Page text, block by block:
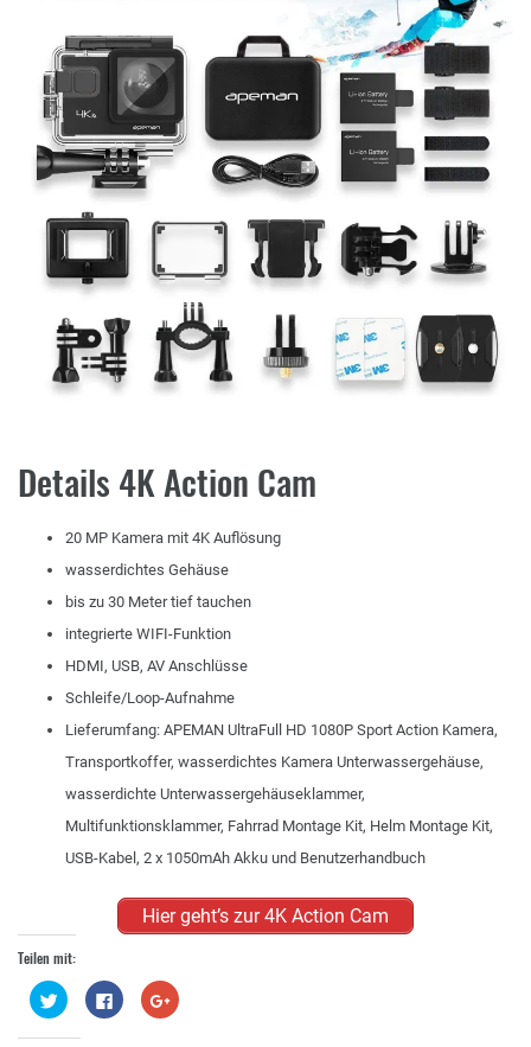
Details 4K Action Cam
20 MP Kamera mit 4K Auflösung
wasserdichtes Gehäuse
bis zu 30 Meter tief tauchen
integrierte WIFI-Funktion
HDMI, USB, AV Anschlüsse
Schleife/Loop-Aufnahme
Lieferumfang: APEMAN UltraFull HD 1080P Sport Action Kamera,
Transportkoffer, wasserdichtes Kamera Unterwassergehäuse,
wasserdichte Unterwassergehäuseklammer,
Multifunktionsklammer, Fahrrad Montage Kit, Helm Montage Kit,
USB-Kabel, 2 x 1050mAh Akku und Benutzerhandbuch
Hier geht’s zur 4K Action Cam
Teilen mit:
Klick,
um
Twitter
Klick,
um
Zum
Teilen